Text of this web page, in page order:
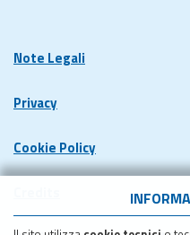
Note Legali
Privacy
Cookie Policy